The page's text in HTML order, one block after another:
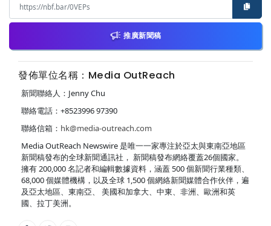
推廣新聞稿
發佈單位名稱：Media OutReach
新聞聯絡人：Jenny Chu
聯絡電話：+8523996 97390
聯絡信箱： hk@media-outreach.com
Media OutReach Newswire 是唯一一家專注於亞太與東南亞地區
新聞稿發布的全球新聞通訊社， 新聞稿發布網絡覆蓋26個國家。
擁有 200,000 名記者和編輯數據資料，涵蓋 500 個新聞行業種類、
68,000 個媒體機構，以及全球 1,500 個網絡新聞媒體合作伙伴，遍
及亞太地區、東南亞、 美國和加拿大、中東、非洲、歐洲和英
國、拉丁美洲。